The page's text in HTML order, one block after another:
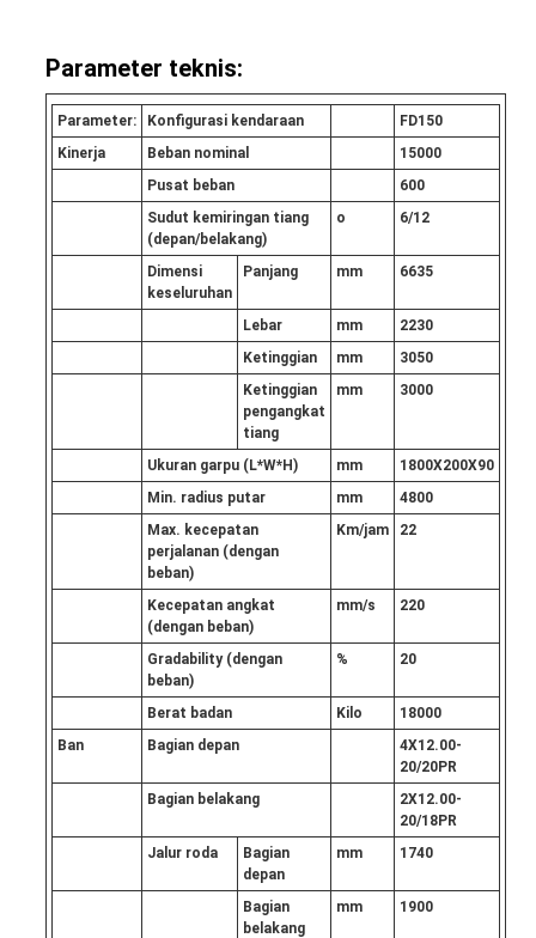
Parameter teknis:
Parameter: Konfigurasi kendaraan FD1 50
Kinerja
Beban nominal
15000
Pusat beban
600
Sudut kemiringan tiang
(depan/belakang)
o 6/12
Dimensi
keseluruhan
Panjang mm 6635
Lebar mm
2230
Ketinggian
mm
3050
Ketinggian
pengangkat
tiang
mm 3000
Ukuran garpu (L*W*H) mm
1800X200X90
Min. radius putar
mm
4800
Max. kecepatan
perjalanan (dengan
beban)
Km/jam 22
Kecepatan angkat
(dengan beban)
mm/s 220
Gradability (dengan
beban)
% 20
Berat badan Kilo
18000
Ban
Bagian depan
4X12.00-
20/20PR
Bagian belakang
2X12.00-
20/18PR
Jalur roda
Bagian
depan
mm 1740
Bagian
belakang
mm 1900